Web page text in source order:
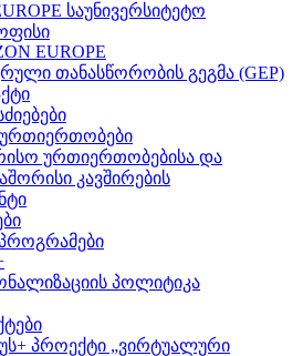
საუნივერსიტეტო
EUROPE
თანასწორობის გეგმა (GEP)
ურთიერთობებისა და
კავშირების
პოლიტიკა
პროექტი „ვირტუალური